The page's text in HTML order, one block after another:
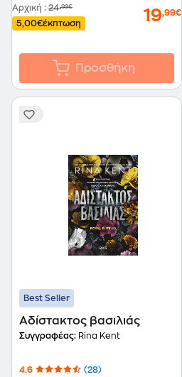
Αρχική : 24,99€
5,00€έκπτωση 19,99€
Προσθήκη
Best Seller
Αδίστακτος βασιλιάς
Συγγραφέας: Rina Kent
4.6 (28)